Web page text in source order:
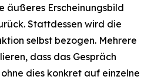
äußeres Erscheinungsbild
Stattdessen wird die
selbst bezogen. Mehrere
dass das Gespräch
dies konkret auf einzelne